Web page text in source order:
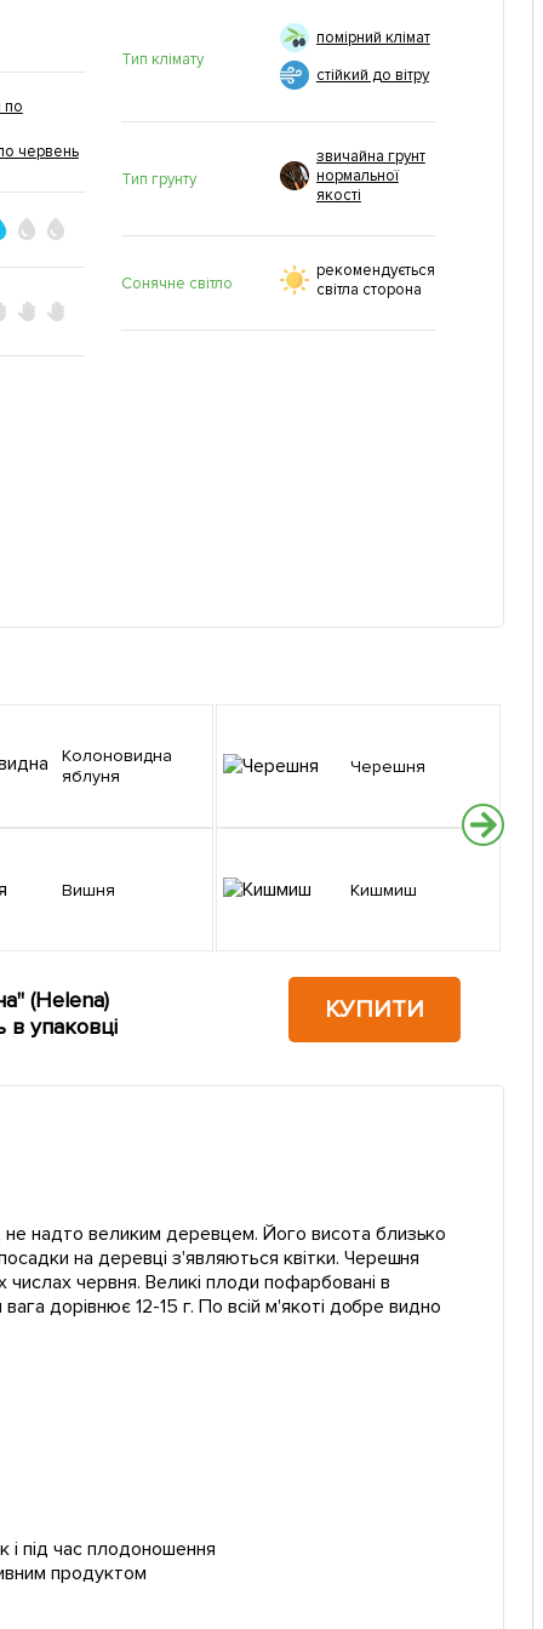
по
червень
Тип клімату
помірний клімат
стійкий до вітру
Тип грунту
звичайна грунт
нормальної
якості
Сонячне світло
рекомендується
світла сторона
Колоновидна
яблуня
Вишня
Черешня
Кишмиш
(Helena)
в упаковці
КУПИТИ
надто великим деревцем. Його висота близько
на деревці з'являються квітки. Черешня
червня. Великі плоди пофарбовані в
дорівнює 12-15 г. По всій м'якоті добре видно
і під час плодоношення
продуктом